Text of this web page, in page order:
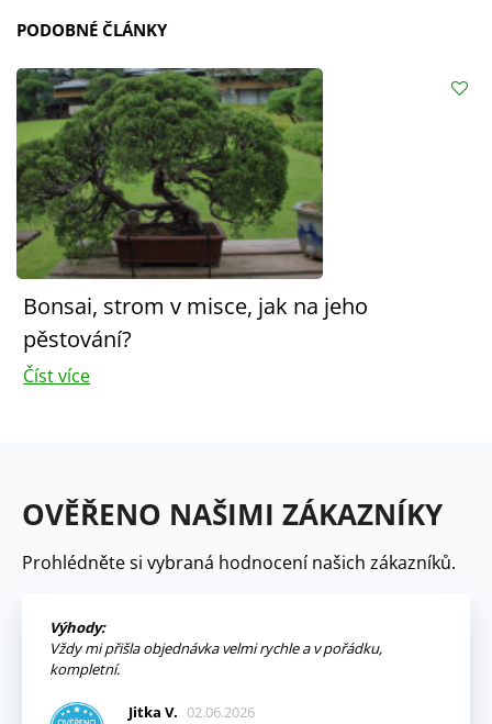
PODOBNÉ ČLÁNKY
Bonsai, strom v misce, jak na jeho
pěstování?
Číst více
OVĚŘENO NAŠIMI ZÁKAZNÍKY
Prohlédněte si vybraná hodnocení našich zákazníků.
Výhody:
Vždy mi přišla objednávka velmi rychle a v pořádku,
kompletní.
Jitka V. 02.06.2026